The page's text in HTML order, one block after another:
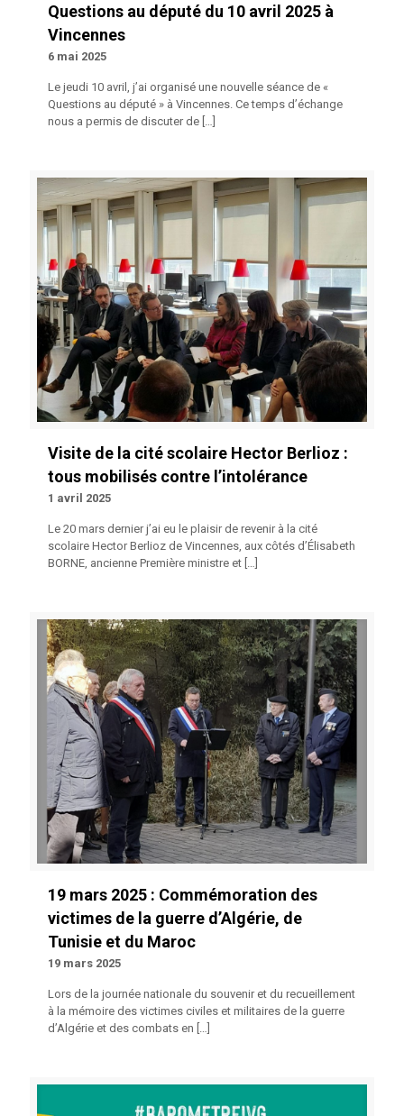
Questions au député du 10 avril 2025 à
Vincennes
6 mai 2025
Le jeudi 10 avril, j’ai organisé une nouvelle séance de «
Questions au député » à Vincennes. Ce temps d’échange
nous a permis de discuter de
Visite de la cité scolaire Hector Berlioz :
tous mobilisés contre l’intolérance
1 avril 2025
Le 20 mars dernier j’ai eu le plaisir de revenir à la cité
scolaire Hector Berlioz de Vincennes, aux côtés d’Élisabeth
BORNE, ancienne Première ministre et
19 mars 2025 : Commémoration des
victimes de la guerre d’Algérie, de
Tunisie et du Maroc
19 mars 2025
Lors de la journée nationale du souvenir et du recueillement
à la mémoire des victimes civiles et militaires de la guerre
d’Algérie et des combats en